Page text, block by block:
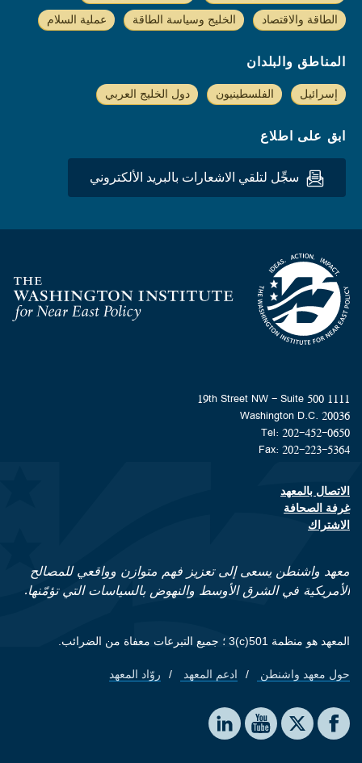
الطاقة والاقتصاد الخليج وسياسة الطاقة عملية السلام
المناطق والبلدان
إسرائيل الفلسطينيون دول الخليج العربي
ابق على اطلاع
سجِّل لتلقي الاشعارات بالبريد الألكتروني
Homepage
1111 19th Street NW - Suite 500
Washington D.C. 20036
Tel: 202-452-0650
Fax: 202-223-5364
Footer contact links
الاتصال بالمعهد
غرفة الصحافة
الاشتراك
معهد واشنطن يسعى إلى تعزيز فهم متوازن وواقعي للمصالح
الأمريكية في الشرق الأوسط والنهوض بالسياسات التي تؤمّنها.
المعهد هو منظمة 501(c)3 ؛ جميع التبرعات معفاة من الضرائب.
Footer quick links
حول معهد واشنطن ادعم المعهد روّاد المعهد
Social media
The Washington Institute on Facebook
The Washington Institute on X
The Washington Institute on YouTube
The Washington Institute on LinkedIn